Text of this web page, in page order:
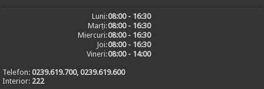
Luni:08:00 - 16:30
Marți:08:00 - 16:30
Miercuri:08:00 - 16:30
Joi:08:00 - 16:30
Vineri:08:00 - 14:00
Telefon:0239.619.700, 0239.619.600
Interior: 222